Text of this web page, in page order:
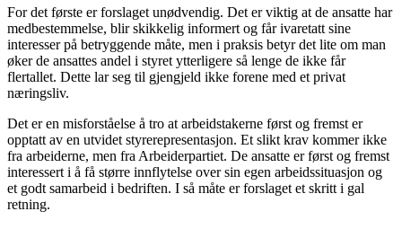
For det første er forslaget unødvendig. Det er viktig at de ansatte har
medbestemmelse, blir skikkelig informert og får ivaretatt sine
interesser på betryggende måte, men i praksis betyr det lite om man
øker de ansattes andel i styret ytterligere så lenge de ikke får
flertallet. Dette lar seg til gjengjeld ikke forene med et privat
næringsliv.
Det er en misforståelse å tro at arbeidstakerne først og fremst er
opptatt av en utvidet styrerepresentasjon. Et slikt krav kommer ikke
fra arbeiderne, men fra Arbeiderpartiet. De ansatte er først og fremst
interessert i å få større innflytelse over sin egen arbeidssituasjon og
et godt samarbeid i bedriften. I så måte er forslaget et skritt i gal
retning.